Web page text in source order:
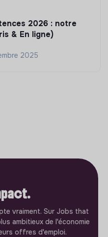
2026 : notre
& En ligne)
2025
vraiment. Sur Jobs that
ambitieux de l'économie
offres d'emploi.